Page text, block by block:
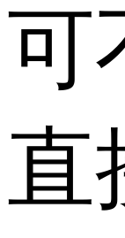
可
直